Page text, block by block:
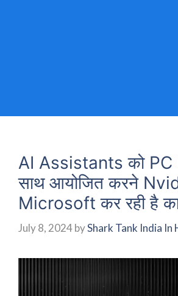
AI Assistants को
साथ आयोजित करने
Microsoft कर रही है
July 8, 2024byShark Tank India In